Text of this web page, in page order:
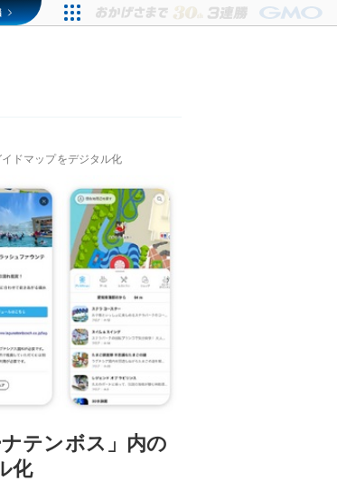
ドマップをデジタル化
テンボス」内の
化